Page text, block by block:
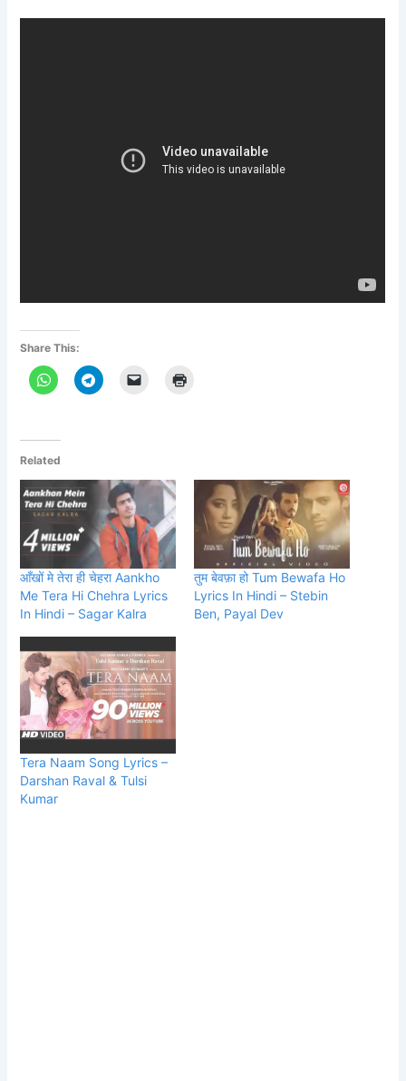
Share This:
Related
आँखों मे तेरा ही चेहरा Aankho
Me Tera Hi Chehra Lyrics
In Hindi – Sagar Kalra
तुम बेवफ़ा हो Tum Bewafa Ho
Lyrics In Hindi – Stebin
Ben, Payal Dev
Tera Naam Song Lyrics –
Darshan Raval & Tulsi
Kumar